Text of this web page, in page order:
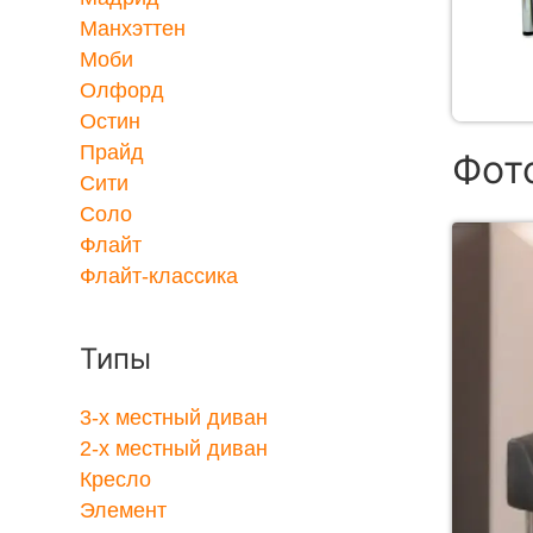
Манхэттен
Моби
Олфорд
Остин
Прайд
Сити
Соло
Флайт
Флайт-классика
Типы
3-x местный диван
2-x местный диван
Кресло
Элемент